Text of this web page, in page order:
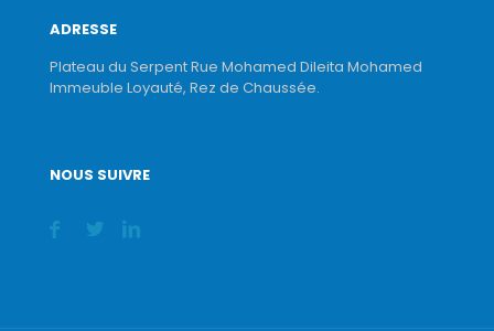
ADRESSE
Plateau du Serpent Rue Mohamed Dileita Mohamed
Immeuble Loyauté, Rez de Chaussée.
NOUS SUIVRE